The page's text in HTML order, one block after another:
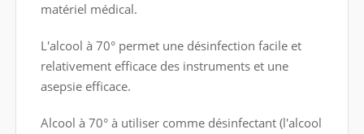
matériel médical.
L'alcool à 70° permet une désinfection facile et
relativement efficace des instruments et une
asepsie efficace.
Alcool à 70° à utiliser comme désinfectant (l'alcool